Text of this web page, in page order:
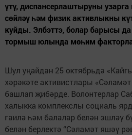
үтү, диспансерлаштыруны узарга
сөйләү һәм физик активлыкны
куйды. Элбэттэ, болар барысы да
тормыш юлында мөһим
Шул уңайдан 25 октябрьдә
хәрәкәте активистлары
башлап җибәрде. Волонтерлар
халыкка комплекслы социаль
гаилә һәм балалар белән эшләү
белән берлектә “Сәламәт яшәү